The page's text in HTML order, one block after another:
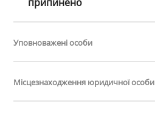
Уповноважені особи
Місцезнаходження юридичної особи